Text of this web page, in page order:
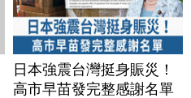
日本強震台灣挺身賑災！
高市早苗發完整感謝名單